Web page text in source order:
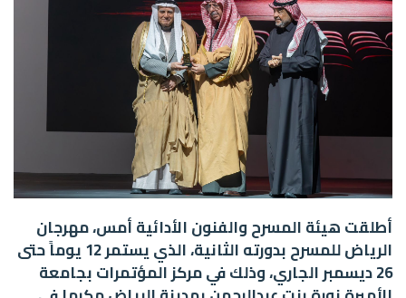
أطلقت هيئة المسرح والفنون الأدائية أمس، مهرجان
الرياض للمسرح بدورته الثانية، الذي يستمر 12 يوماً حتى
26 ديسمبر الجاري، وذلك في مركز المؤتمرات بجامعة